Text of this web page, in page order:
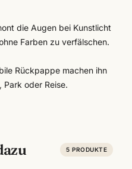
die Augen bei Kunstlicht
Farben zu verfälschen.
Rückpappe machen ihn
oder Reise.
5 PRODUKTE